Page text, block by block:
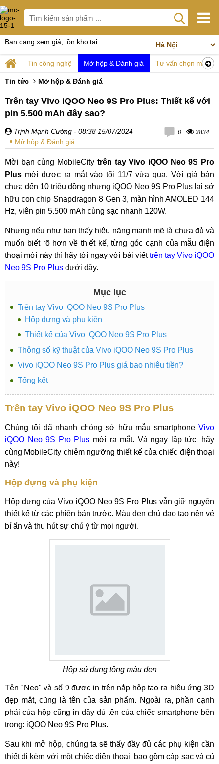
Bạn đang xem giá, tồn kho tại:
Tin công nghệ Mở hộp & Đánh giá Tư vấn chọn mua
Tin tức Mở hộp & Đánh giá
Trên tay Vivo iQOO Neo 9S Pro Plus: Thiết kế với
pin 5.500 mAh đây sao?
Trịnh Mạnh Cường - 08:38 15/07/2024
Mở hộp & Đánh giá
0 3834
Mời bạn cùng MobileCity trên tay Vivo iQOO Neo 9S Pro
Plus mới được ra mắt vào tối 11/7 vừa qua. Với giá bán
chưa đến 10 triệu đồng nhưng iQOO Neo 9S Pro Plus lại sở
hữu con chip Snapdragon 8 Gen 3, màn hình AMOLED 144
Hz, viên pin 5.500 mAh cùng sạc nhanh 120W.
Nhưng nếu như bạn thấy hiệu năng mạnh mẽ là chưa đủ và
muốn biết rõ hơn về thiết kế, từng góc cạnh của mẫu điện
thoại mới này thì hãy tới ngay với bài viếttrên tay Vivo iQOO
Neo 9S Pro Plus dưới đây.
Mục lục
Trên tay Vivo iQOO Neo 9S Pro Plus
Hộp đựng và phụ kiện
Thiết kế của Vivo iQOO Neo 9S Pro Plus
Thông số kỹ thuật của Vivo iQOO Neo 9S Pro Plus
Vivo iQOO Neo 9S Pro Plus giá bao nhiêu tiền?
Tổng kết
Trên tay Vivo iQOO Neo 9S Pro Plus
Chúng tôi đã nhanh chóng sở hữu mẫu smartphone Vivo
iQOO Neo 9S Pro Plus mới ra mắt. Và ngay lập tức, hãy
cùng MobileCity chiêm ngưỡng thiết kế của chiếc điện thoại
này!
Hộp đựng và phụ kiện
Hộp đựng của Vivo iQOO Neo 9S Pro Plus vẫn giữ nguyên
thiết kế từ các phiên bản trước. Màu đen chủ đạo tạo nên vẻ
bí ẩn và thu hút sự chú ý từ mọi người.
Hộp sử dụng tông màu đen
Tên "Neo" và số 9 được in trên nắp hộp tạo ra hiệu ứng 3D
đẹp mắt, cũng là tên của sản phẩm. Ngoài ra, phần cạnh
phải của hộp cũng in đầy đủ tên của chiếc smartphone bên
trong: iQOO Neo 9S Pro Plus.
Sau khi mở hộp, chúng ta sẽ thấy đầy đủ các phụ kiện cần
thiết đi kèm với một chiếc điện thoại, bao gồm cáp sạc và củ